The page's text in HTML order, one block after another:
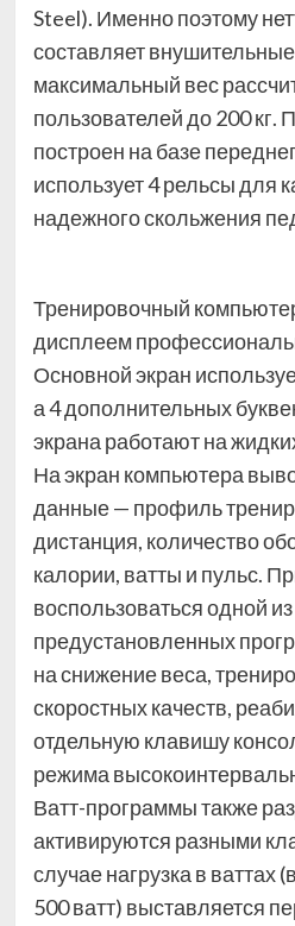
Steel). Именно поэтому
составляет внушительные
максимальный вес
пользователей до 200 кг.
построен на базе
использует 4 рельсы для
надежного скольжения
Тренировочный
дисплеем
Основной экран
а 4 дополнительных
экрана работают на
На экран компьютера
данные — профиль
дистанция, количество
калории, ватты и пульс.
воспользоваться одной
предустановленных
на снижение веса,
скоростных качеств,
отдельную клавишу
режима
Ватт-программы также
активируются разными
случае нагрузка в ваттах
500 ватт) выставляется